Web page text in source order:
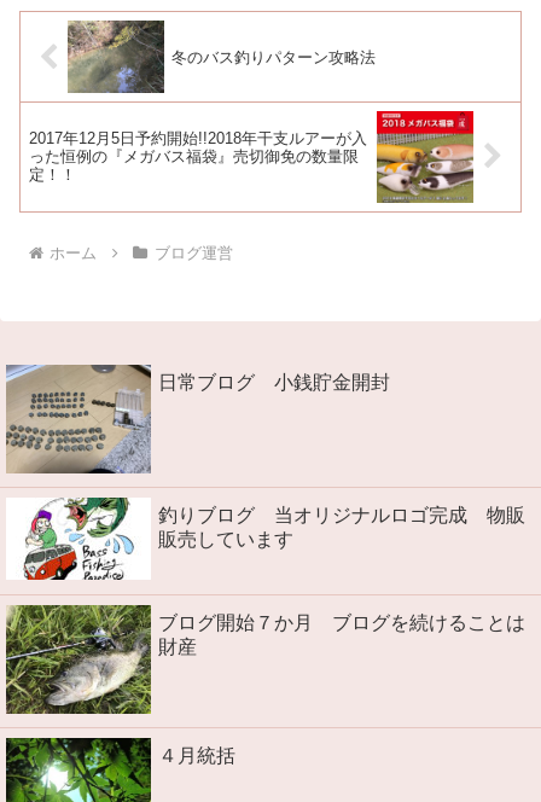
冬のバス釣りパターン攻略法
2017年12月5日予約開始!!2018年干支ルアーが入
った恒例の『メガバス福袋』売切御免の数量限
定！！
ホーム ブログ運営
日常ブログ 小銭貯金開封
釣りブログ 当オリジナルロゴ完成 物販
販売しています
ブログ開始７か月 ブログを続けることは
財産
４月統括